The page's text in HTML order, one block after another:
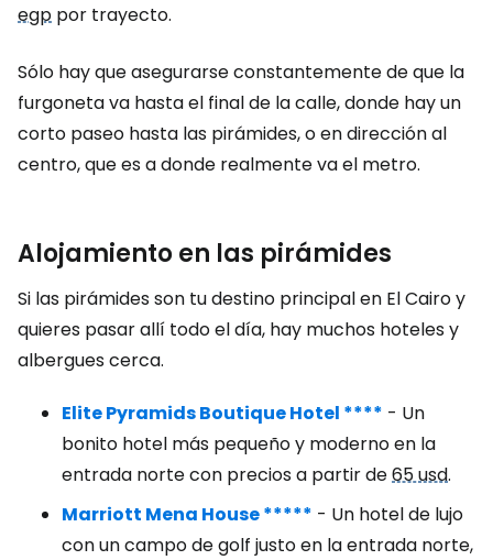
egp por trayecto.
Sólo hay que asegurarse constantemente de que la
furgoneta va hasta el final de la calle, donde hay un
corto paseo hasta las pirámides, o en dirección al
centro, que es a donde realmente va el metro.
Alojamiento en las pirámides
Si las pirámides son tu destino principal en El Cairo y
quieres pasar allí todo el día, hay muchos hoteles y
albergues cerca.
Elite Pyramids Boutique Hotel **** - Un
bonito hotel más pequeño y moderno en la
entrada norte con precios a partir de65 usd.
Marriott Mena House ***** - Un hotel de lujo
con un campo de golf justo en la entrada norte,